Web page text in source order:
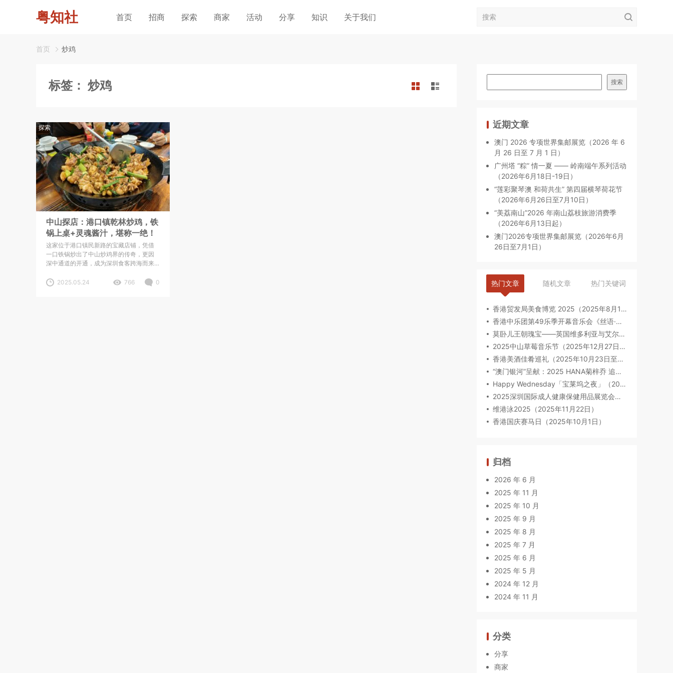
粤知社 首页 招商 探索 商家 活动 分享 知识 关于我们
首页 炒鸡
标签： 炒鸡
探索
中山探店：港口镇乾林炒鸡，铁
锅上桌+灵魂酱汁，堪称一绝！
这家位于港口镇民新路的宝藏店铺，凭借
一口铁锅炒出了中山炒鸡界的传奇，更因
深中通道的开通，成为深圳食客跨海而来
2025.05.24
766 0
搜索
近期文章
澳门 2026 专项世界集邮展览（2026 年 6
月 26 日至 7 月 1 日）
广州塔 “粽” 情一夏 —— 岭南端午系列活动
（2026年6月18日-19日）
“莲彩聚琴澳 和荷共生” 第四届横琴荷花节
（2026年6月26日至7月10日）
“美荔南山”2026 年南山荔枝旅游消费季
（2026年6月13日起）
澳门2026专项世界集邮展览（2026年6月
26日至7月1日）
热门文章 随机文章 热门关键词
香港贸发局美食博览 2025（2025年8月14日-8月18日）
香港中乐团第49乐季开幕音乐会《丝语·琵琶》（2025年9月12日至13日）
莫卧儿王朝瑰宝——英国维多利亚与艾尔伯特博物馆珍藏（2025年8月6日-2026年2月23日）
2025中山草莓音乐节（2025年12月27日-28日）
香港美酒佳肴巡礼（2025年10月23日至2025年10月26日）
“澳门银河”呈献：2025 HANA菊梓乔 追光“Seek Light”巡回音乐会-澳门限定场（2025年9月27日）
Happy Wednesday「宝莱坞之夜」（2025年10月22日）
2025深圳国际成人健康保健用品展览会（亚太区专业B2B贸易展）（2025年09月17-19日）
维港泳2025（2025年11月22日）
香港国庆赛马日（2025年10月1日）
归档
2026 年 6 月
2025 年 11 月
2025 年 10 月
2025 年 9 月
2025 年 8 月
2025 年 7 月
2025 年 6 月
2025 年 5 月
2024 年 12 月
2024 年 11 月
分类
分享
商家